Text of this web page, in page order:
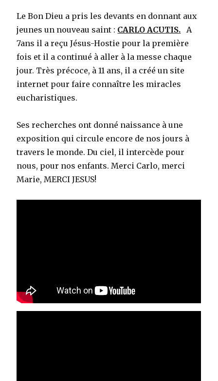
Le Bon Dieu a pris les devants en donnant aux
jeunes un nouveau saint : CARLO ACUTIS. A
7ans il a reçu Jésus-Hostie pour la première
fois et il a continué à aller à la messe chaque
jour. Très précoce, à 11 ans, il a créé un site
internet pour faire connaître les miracles
eucharistiques.
Ses recherches ont donné naissance à une
exposition qui circule encore de nos jours à
travers le monde. Du ciel, il intercède pour
nous, pour nos enfants. Merci Carlo, merci
Marie, MERCI JESUS!